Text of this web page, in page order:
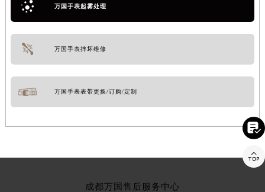
万国手表起雾处理
万国手表摔坏维修
万国手表表带更换/订购/定制
成都万国售后服务中心

